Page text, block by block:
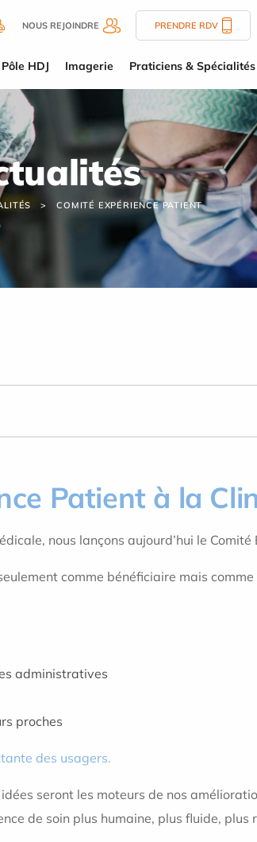
NOUS REJOINDRE PRENDRE RDV
Pôle HDJ Imagerie Praticiens & Spécialités
COMITÉ EXPÉRIENCE PATIENT
Patient à la
nous lançons aujourd’hui le
comme bénéficiaire mais
administratives
proches
des usagers.
seront les moteurs de nos
de soin plus humaine, plus fluide, plus